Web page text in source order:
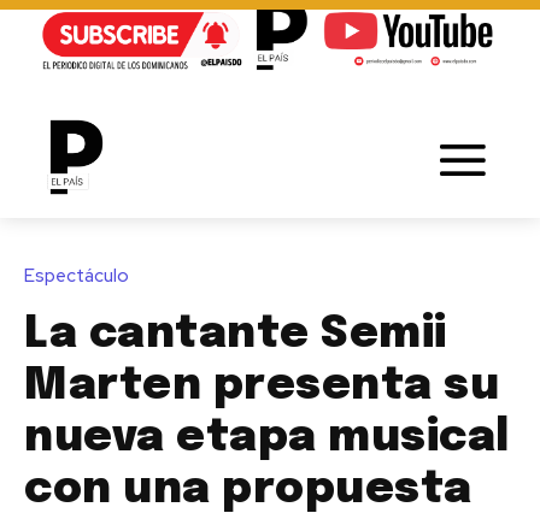
Espectáculo
La cantante Semii
Marten presenta su
nueva etapa musical
con una propuesta